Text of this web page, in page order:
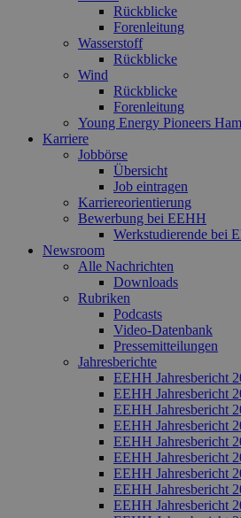
Rückblicke
Forenleitung
Wasserstoff
Rückblicke
Wind
Rückblicke
Forenleitung
Young Energy Pioneers
Karriere
Jobbörse
Übersicht
Job eintragen
Karriereorientierung
Bewerbung bei EEHH
Werkstudierende bei
Newsroom
Alle Nachrichten
Downloads
Rubriken
Podcasts
Video‑Datenbank
Pressemitteilungen
Jahresberichte
EEHH Jahresbericht
EEHH Jahresbericht
EEHH Jahresbericht
EEHH Jahresbericht
EEHH Jahresbericht
EEHH Jahresbericht
EEHH Jahresbericht
EEHH Jahresbericht
EEHH Jahresbericht